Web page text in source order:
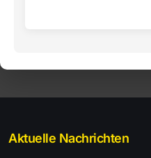
Aktuelle Nachrichten